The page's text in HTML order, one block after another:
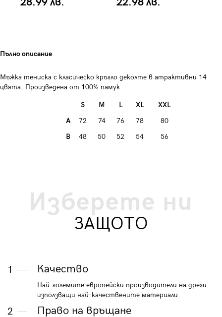
Пълно описание
Мъжка тениска с класическо кръгло деколте в атрактивни 14
цвята. Произведена от 100% памук.
S M L XL
XXL
A
72 74 76 78
80
B
48 50 52 54 56
Изберете ни
ЗАЩОТО
1 Качество
Най-големите европейски производители на дрехи
използващи най-качествените материали
2 Право на връщане